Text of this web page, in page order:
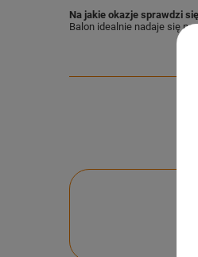
Na jakie okazje sprawdzi
Balon idealnie nadaje się